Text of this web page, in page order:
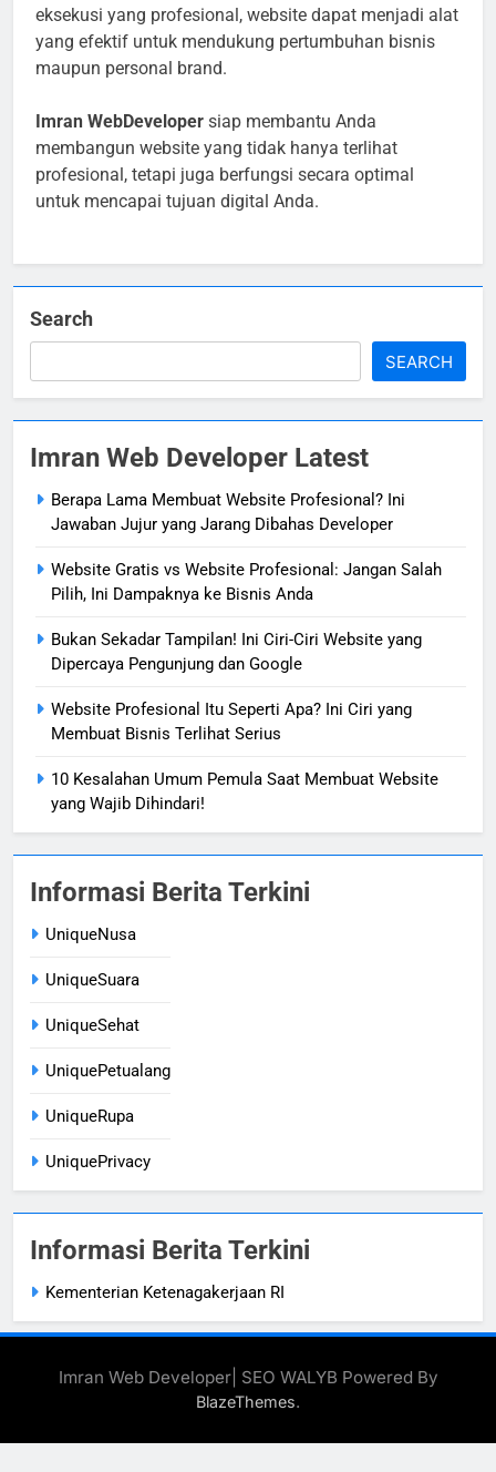
eksekusi yang profesional, website dapat menjadi alat
yang efektif untuk mendukung pertumbuhan bisnis
maupun personal brand.
Imran WebDeveloper siap membantu Anda
membangun website yang tidak hanya terlihat
profesional, tetapi juga berfungsi secara optimal
untuk mencapai tujuan digital Anda.
Search
SEARCH
Imran Web Developer Latest
Berapa Lama Membuat Website Profesional? Ini
Jawaban Jujur yang Jarang Dibahas Developer
Website Gratis vs Website Profesional: Jangan Salah
Pilih, Ini Dampaknya ke Bisnis Anda
Bukan Sekadar Tampilan! Ini Ciri-Ciri Website yang
Dipercaya Pengunjung dan Google
Website Profesional Itu Seperti Apa? Ini Ciri yang
Membuat Bisnis Terlihat Serius
10 Kesalahan Umum Pemula Saat Membuat Website
yang Wajib Dihindari!
Informasi Berita Terkini
UniqueNusa
UniqueSuara
UniqueSehat
UniquePetualang
UniqueRupa
UniquePrivacy
Informasi Berita Terkini
Kementerian Ketenagakerjaan RI
Imran Web Developer| SEO WALYB Powered By
BlazeThemes.